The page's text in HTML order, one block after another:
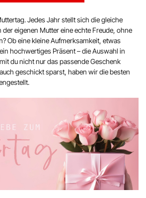
Jedes Jahr stellt sich die gleiche
der eigenen Mutter eine echte Freude, ohne
Ob eine kleine Aufmerksamkeit, etwas
hochwertiges Präsent – die Auswahl in
du nicht nur das passende Geschenk
geschickt sparst, haben wir die besten